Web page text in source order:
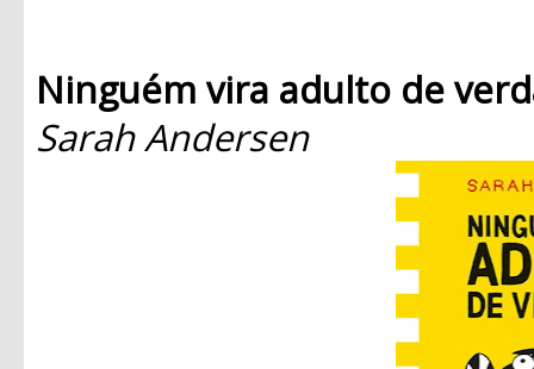
Ninguém vira adulto de
Sarah Andersen